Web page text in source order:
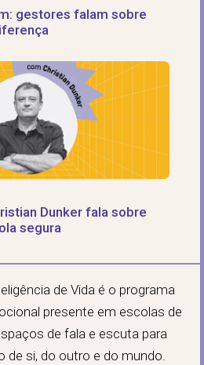
gestores falam sobre
Dunker fala sobre
segura
de Vida é o programa
presente em escolas de
de fala e escuta para
de si, do outro e do mundo.